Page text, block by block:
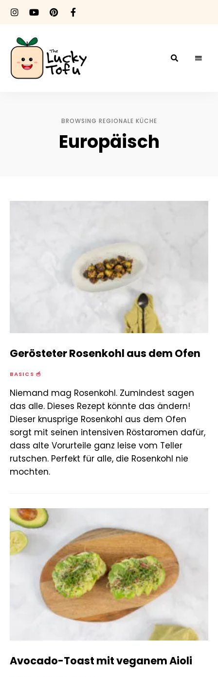
BROWSING REGIONALE KÜCHE
Europäisch
Gerösteter Rosenkohl aus dem Ofen
BASICS 🥣
Niemand mag Rosenkohl. Zumindest sagen
das alle. Dieses Rezept könnte das ändern!
Dieser knusprige Rosenkohl aus dem Ofen
sorgt mit seinen intensiven Röstaromen dafür,
dass alte Vorurteile ganz leise vom Teller
rutschen. Perfekt für alle, die Rosenkohl nie
mochten.
Avocado-Toast mit veganem Aioli